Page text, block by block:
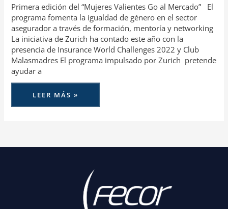
Primera edición del “Mujeres Valientes Go al Mercado” El
programa fomenta la igualdad de género en el sector
asegurador a través de formación, mentoría y networking
La iniciativa de Zurich ha contado este año con la
presencia de Insurance World Challenges 2022 y Club
Malasmadres El programa impulsado por Zurich pretende
ayudar a
LEER MÁS »